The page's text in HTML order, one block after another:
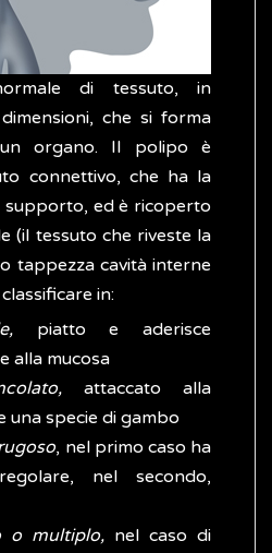
di tessuto, in
che si forma
organo. Il polipo è
connettivo, che ha la
supporto, ed è ricoperto
(il tessuto che riveste la
tappezza cavità interne
in:
piatto e aderisce
alla mucosa
attaccato alla
una specie di gambo
, nel primo caso ha
nel secondo,
o multiplo, nel caso di